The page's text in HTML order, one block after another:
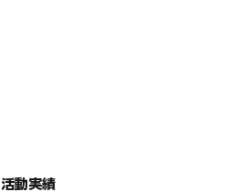
活動実績